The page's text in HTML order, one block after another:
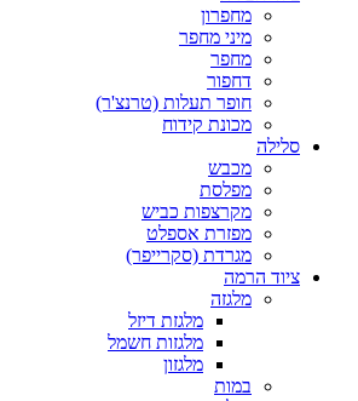
מחפרון
מיני מחפר
מחפר
דחפור
חופר תעלות (טרנצ'ר)
מכונת קידוח
סלילה
מכבש
מפלסת
מקרצפות כביש
מפזרת אספלט
מגרדת (סקרייפר)
ציוד הרמה
מלגזה
מלגזת דיזל
מלגזות חשמל
מלגזון
במות